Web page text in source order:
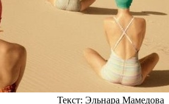
Текст: Эльнара Мамедова